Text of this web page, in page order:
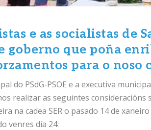
e as socialistas de
goberno que poña
para o noso
do PSdG-PSOE e a executiva
realizar as seguintes consideracións
na cadea SER o pasado 14 de
venres día 24: